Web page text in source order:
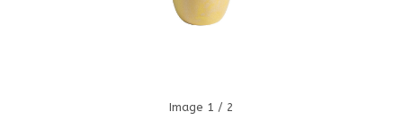
Image 1 / 2